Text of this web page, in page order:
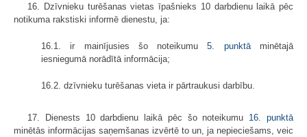
16. Dzīvnieku turēšanas vietas īpašnieks 10 darbdienu laikā pēc
notikuma rakstiski informē dienestu, ja:
16.1. ir mainījusies šo noteikumu5. punktāminētajā
iesniegumā norādītā informācija;
16.2. dzīvnieku turēšanas vieta ir pārtraukusi darbību.
17. Dienests 10 darbdienu laikā pēc šo noteikumu 16. punktā
minētās informācijas saņemšanas izvērtē to un, ja nepieciešams, veic